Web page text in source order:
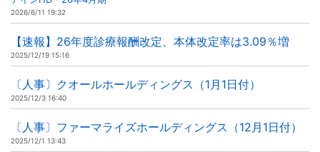
2026/6/11 19:32
【速報】26年度診療報酬改定、本体改定率は3.09％増
2025/12/19 15:16
〔人事〕クオールホールディングス（1月1日付）
2025/12/3 16:40
〔人事〕ファーマライズホールディングス（12月1日付）
2025/12/1 13:43